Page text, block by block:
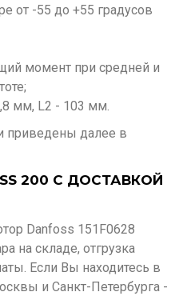
от -55 до +55 градусов
момент при средней и
мм, L2 - 103 мм.
приведены далее в
200 С ДОСТАВКОЙ
Danfoss 151F0628
на складе, отгрузка
Если Вы находитесь в
и Санкт-Петербурга -